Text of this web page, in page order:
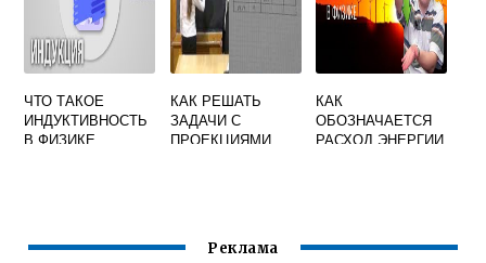
ЧТО ТАКОЕ
ИНДУКТИВНОСТЬ
В ФИЗИКЕ
КАК РЕШАТЬ
ЗАДАЧИ С
ПРОЕКЦИЯМИ
КАК
ОБОЗНАЧАЕТСЯ
РАСХОД ЭНЕРГИИ
Реклама